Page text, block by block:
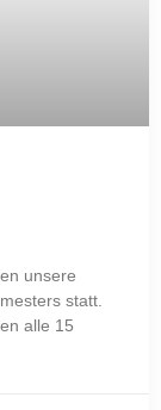
unsere
statt.
alle 15